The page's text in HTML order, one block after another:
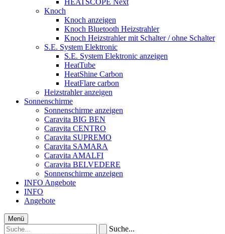
HEATSCOPE Next
Knoch
Knoch anzeigen
Knoch Bluetooth Heizstrahler
Knoch Heizstrahler mit Schalter / ohne Schalter
S.E. System Elektronic
S.E. System Elektronic anzeigen
HeatTube
HeatShine Carbon
HeatFlare carbon
Heizstrahler anzeigen
Sonnenschirme
Sonnenschirme anzeigen
Caravita BIG BEN
Caravita CENTRO
Caravita SUPREMO
Caravita SAMARA
Caravita AMALFI
Caravita BELVEDERE
Sonnenschirme anzeigen
INFO Angebote
INFO
Angebote
Menü
Suche...